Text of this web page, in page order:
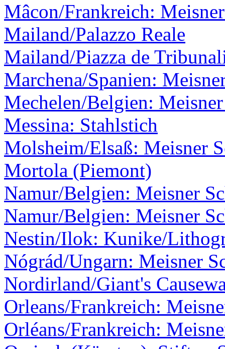
Mâcon/Frankreich:
Mailand/Palazzo Reale
Mailand/Piazza de
Marchena/Spanien:
Mechelen/Belgien:
Messina: Stahlstich
Molsheim/Elsaß: Meisner
Mortola (Piemont)
Namur/Belgien: Meisner
Namur/Belgien: Meisner
Nestin/Ilok: Kunike/
Nógrád/Ungarn: Meisner
Nordirland/Giant's
Orleans/Frankreich:
Orléans/Frankreich: